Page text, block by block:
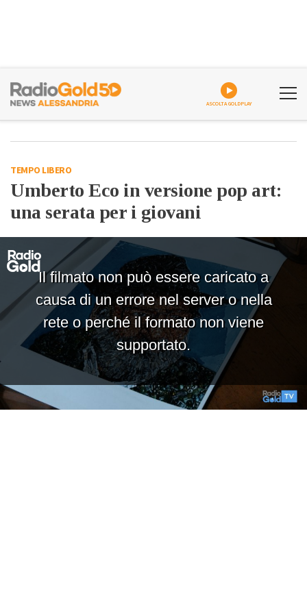
ASCOLTA GOLDPLAY
TEMPO LIBERO
Umberto Eco in versione pop art:
una serata per i giovani